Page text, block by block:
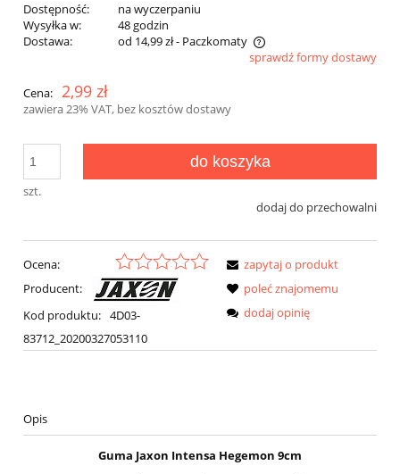
Dostępność:
na wyczerpaniu
Wysyłka w:
48 godzin
Dostawa:
od 14,99 zł- Paczkomaty
Cena nie zawiera ewentualnych kosztów płatnościsprawdź formy dostawy
Cena: 2,99 zł
zawiera 23% VAT, bez kosztów dostawy
szt.
do koszyka
dodaj do przechowalni
Ocena:
Producent:
Kod produktu: 4D03-
83712_20200327053110
zapytaj o produkt
poleć znajomemu
dodaj opinię
Opis
Guma Jaxon Intensa Hegemon 9cm